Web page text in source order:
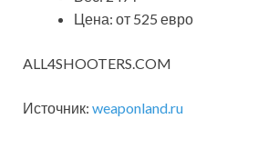
Цена: от 525 евро
ALL4SHOOTERS.COM
Источник: weaponland.ru